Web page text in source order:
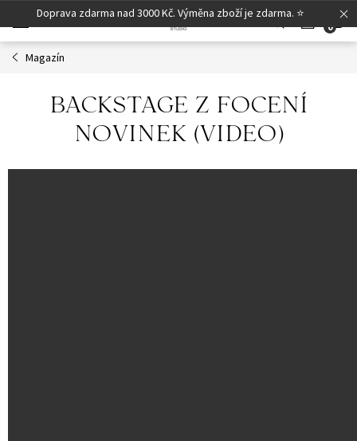
na
obsah
Doprava zdarma nad 3000 Kč. Výměna zboží je zdarma. ⭐
Magazín
BACKSTAGE Z FOCENÍ
NOVINEK (VIDEO)